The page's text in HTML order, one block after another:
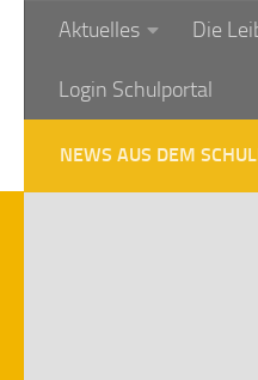
Zum Inhalt springen
Aktuelles Die
Login Schulportal
NEWS AUS DEM